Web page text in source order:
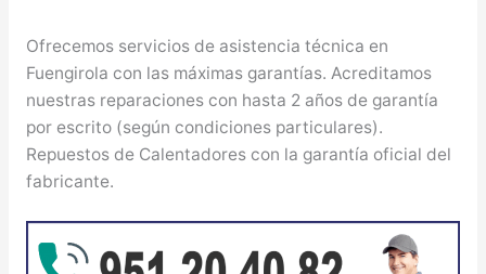
Ofrecemos servicios de asistencia técnica en
Fuengirola con las máximas garantías. Acreditamos
nuestras reparaciones con hasta 2 años de garantía
por escrito (según condiciones particulares).
Repuestos de Calentadores con la garantía oficial del
fabricante.